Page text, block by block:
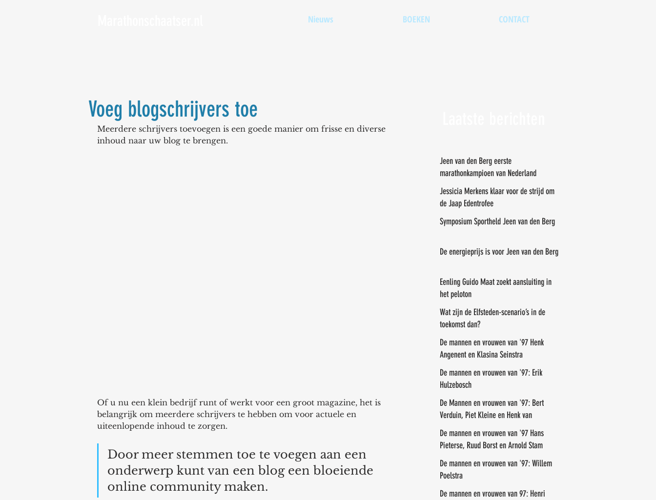
Nieuws BOEKEN CONTACT
Voeg blogschrijvers toe
Meerdere schrijvers toevoegen is een goede manier om frisse en diverse
inhoud naar uw blog te brengen.
Of u nu een klein bedrijf runt of werkt voor een groot magazine, het is
belangrijk om meerdere schrijvers te hebben om voor actuele en
uiteenlopende inhoud te zorgen.
Door meer stemmen toe te voegen aan een
onderwerp kunt van een blog een bloeiende
online community maken.
Jeen van den Berg eerste
marathonkampioen van Nederland
Jessicia Merkens klaar voor de strijd om
de Jaap Edentrofee
Symposium Sportheld Jeen van den Berg
De energieprijs is voor Jeen van den Berg
Eenling Guido Maat zoekt aansluiting in
het peloton
Wat zijn de Elfsteden-scenario’s in de
toekomst dan?
De mannen en vrouwen van '97 Henk
Angenent en Klasina Seinstra
De mannen en vrouwen van '97: Erik
Hulzebosch
De Mannen en vrouwen van '97: Bert
Verduin, Piet Kleine en Henk van
Benthem
De mannen en vrouwen van '97 Hans
Pieterse, Ruud Borst en Arnold Stam
De mannen en vrouwen van '97: Willem
Poelstra
De mannen en vrouwen van 97: Henri